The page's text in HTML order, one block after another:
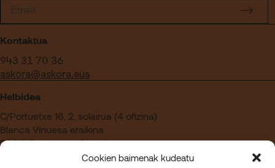
Cookien baimenak kudeatu
Kontaktua
943 31 70 36
askora@askora.eus
Helbidea
C/Portuetxe 16, 2. solairua (4 ofizina)
Blanca Vinuesa eraikina
20018 Donostia – Gipuzkoa